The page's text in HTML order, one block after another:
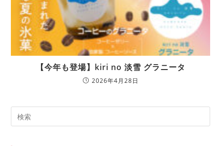
【今年も登場】kiri no 淡雪 グラニータ
2026年4月28日